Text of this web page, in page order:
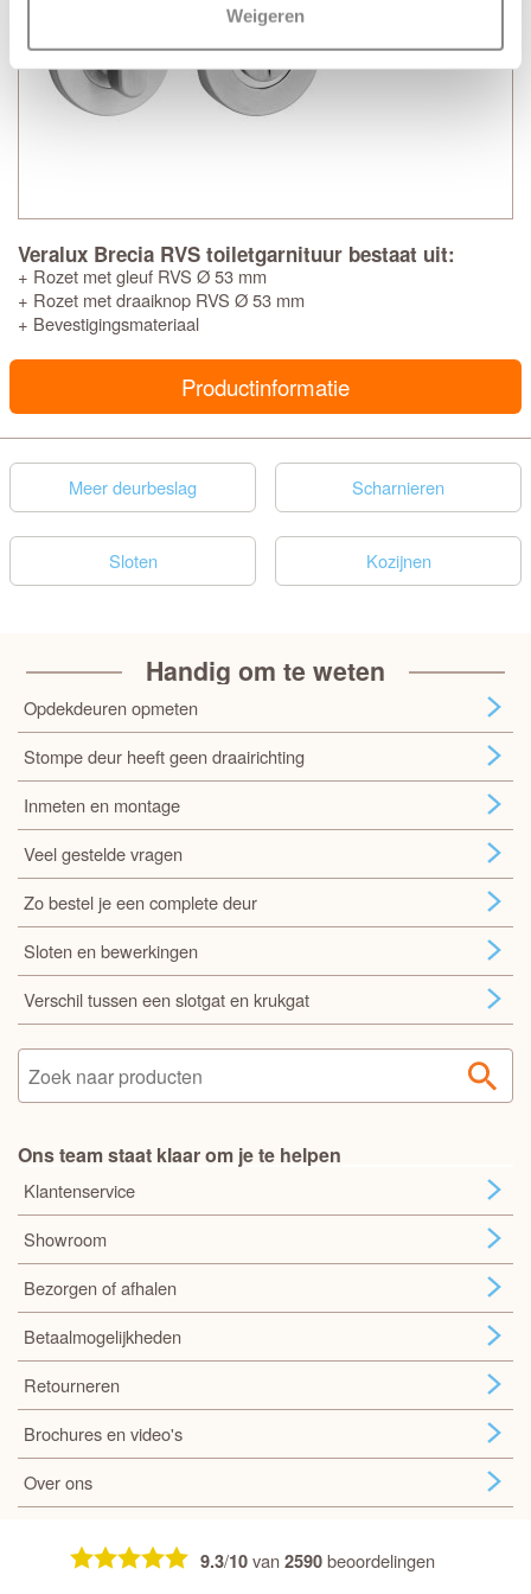
Weigeren
Veralux Brecia RVS toiletgarnituur bestaat uit:
+ Rozet met gleuf RVS Ø 53 mm
+ Rozet met draaiknop RVS Ø 53 mm
+ Bevestigingsmateriaal
Productinformatie
Meer deurbeslag Scharnieren
Sloten Kozijnen
Handig om te weten
Opdekdeuren opmeten
Stompe deur heeft geen draairichting
Inmeten en montage
Veel gestelde vragen
Zo bestel je een complete deur
Sloten en bewerkingen
Verschil tussen een slotgat en krukgat
Ons team staat klaar om je te helpen
Klantenservice
Showroom
Bezorgen of afhalen
Betaalmogelijkheden
Retourneren
Brochures en video's
Over ons
9.3/10van2590beoordelingen